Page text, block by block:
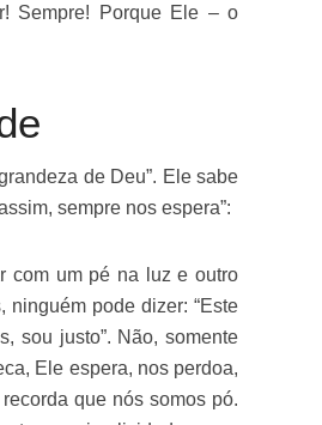
Sempre! Porque Ele – o
de Deu”. Ele sabe
sempre nos espera”:
com um pé na luz e outro
ninguém pode dizer: “Este
sou justo”. Não, somente
Ele espera, nos perdoa,
que nós somos pó.